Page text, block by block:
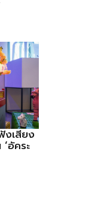
งเสียง
อัคระ